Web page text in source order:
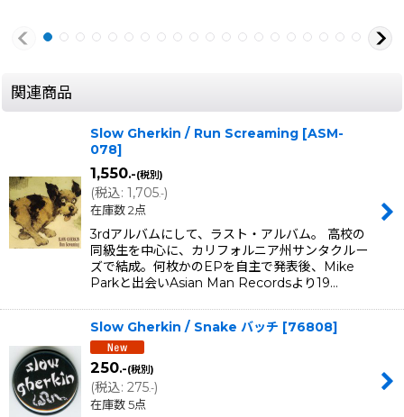
関連商品
Slow Gherkin / Run Screaming [ASM-
078]
1,550.-(税別)
(税込: 1,705.-)
在庫数 2点
3rdアルバムにして、ラスト・アルバム。 高校の
同級生を中心に、カリフォルニア州サンタクルー
ズで結成。何枚かのEPを自主で発表後、Mike
Parkと出会いAsian Man Recordsより19…
Slow Gherkin / Snake バッチ [76808]
250.-(税別)
(税込: 275.-)
在庫数 5点